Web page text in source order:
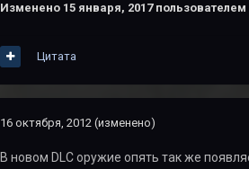
Изменено 15 января, 2017
Цитата
16 октября, 2012 (изменено)
В новом DLC оружие опять так же